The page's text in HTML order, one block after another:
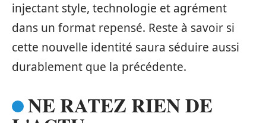
injectant style, technologie et agrément
dans un format repensé. Reste à savoir si
cette nouvelle identité saura séduire aussi
durablement que la précédente.
NE RATEZ RIEN DE